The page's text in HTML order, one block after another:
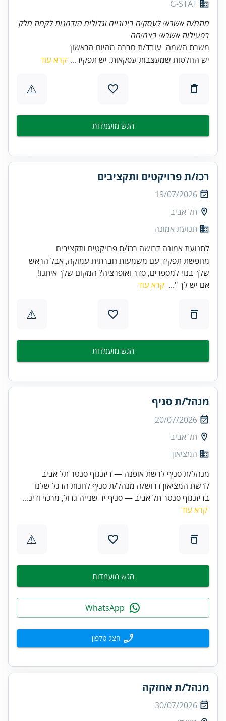
G-STAT
חתם/ת אשראי לעסקים בינוניים וגדולים הזדמנות לקחת חלק
בפעילות אשראי בצמיחה
משרת השמה- עובד/ת חברה מהיום הראשון
יש החלטות שמעצבות עסקאות. יש תפקיד... קרא עוד
⚠
הגש מועמדות
רכז/ת פרויקטים ותקציבים
19/07/2026
תל אביב
תנועת אמונה
לתנועת אמונה דרושה רכז/ת פרויקטים ותקציבים
מחפשת תפקיד עם משמעות חברתית עמוקה, אבל הראש
שלך בנוי למספרים, סדר ואופרציה? המקום שלך איתנו!
אם יש לך "... קרא עוד
⚠
הגש מועמדות
מנהל/ת סניף
20/07/2026
תל אביב
המציאון
מנהל/ת סניף לרשת אופנה — דיזנגוף סנטר תל אביב
לרשת המציאון דרוש/ה מנהל/ת סניף לחנות הדגל שלנו
בדיזנגוף סנטר תל אביב — סניף יד שנייה גדול, מרכזי ודינ...
קרא עוד
⚠
הגש מועמדות
הצג טלפון
מנהל/ת אחזקה
30/07/2026